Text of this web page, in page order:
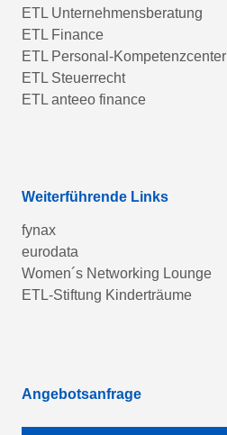
ETL Unternehmensberatung
ETL Finance
ETL Personal-Kompetenzcenter
ETL Steuerrecht
ETL anteeo finance
Weiterführende Links
fynax
eurodata
Women´s Networking Lounge
ETL-Stiftung Kinderträume
Angebotsanfrage